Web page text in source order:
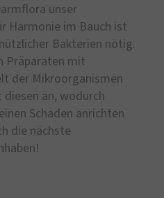
unser
Harmonie im Bauch ist
Bakterien nötig.
Präparaten mit
der Mikroorganismen
an, wodurch
Schaden anrichten
die nächste